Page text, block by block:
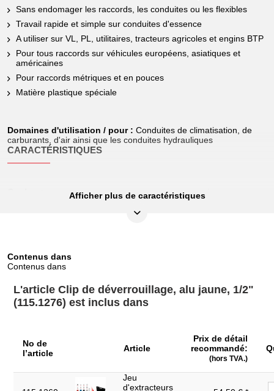
Sans endomager les raccords, les conduites ou les flexibles
Travail rapide et simple sur conduites d'essence
A utiliser sur VL, PL, utilitaires, tracteurs agricoles et engins BTP
Pour tous raccords sur véhicules européens, asiatiques et
américaines
Pour raccords métriques et en pouces
Matière plastique spéciale
Domaines d'utilisation / pour : Conduites de climatisation, de
carburants, d'air ainsi que les conduites hydrauliques
CARACTÉRISTIQUES
Largeur de l’emballage en mm:
Longueur de l’emballage en mm:
Matière: Aluminium
Afficher plus de caractéristiques
Contenus dans
Contenus dans
L'article Clip de déverrouillage, alu jaune, 1/2"
(115.1276) est inclus dans
No de
l’article
Article
Prix de détail
recommandé:
(hors TVA.)
Jeu
d'extracteurs